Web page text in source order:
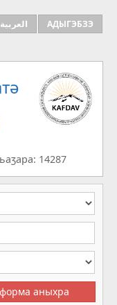
العربية
АДЫГЭБЗЭ
14287